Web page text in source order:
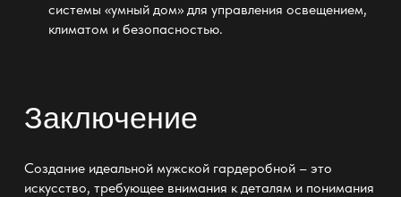
системы «умный дом» для управления освещением,
климатом и безопасностью.
Заключение
Создание идеальной мужской гардеробной – это
искусство, требующее внимания к деталям и понимания